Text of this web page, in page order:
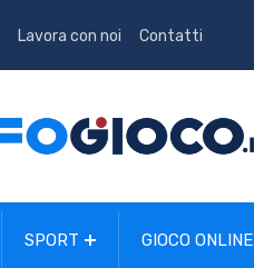
Lavora con noi Contatti
SPORT GIOCO ONLINE